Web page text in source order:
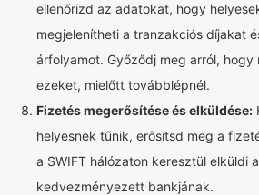
ellenőrizd az adatokat, hogy
megjelenítheti a tranzakciós díjakat
árfolyamot. Győződj meg arról, hogy
ezeket, mielőtt továbblépnél.
Fizetés megerősítése és elküldése:
helyesnek tűnik, erősítsd meg a
a SWIFT hálózaton keresztül elküldi
kedvezményezett bankjának.